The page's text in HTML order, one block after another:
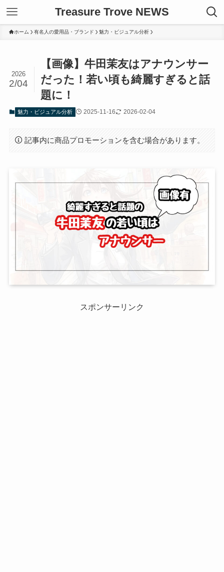
Treasure Trove NEWS
ホーム 有名人の愛用品・ブランド 魅力・ビジュアル分析
【画像】牛田茉友はアナウンサー
だった！若い頃も綺麗すぎると話
題に！
2026
2/04
魅力・ビジュアル分析 2025-11-16 2026-02-04
記事内に商品プロモーションを含む場合があります。
スポンサーリンク